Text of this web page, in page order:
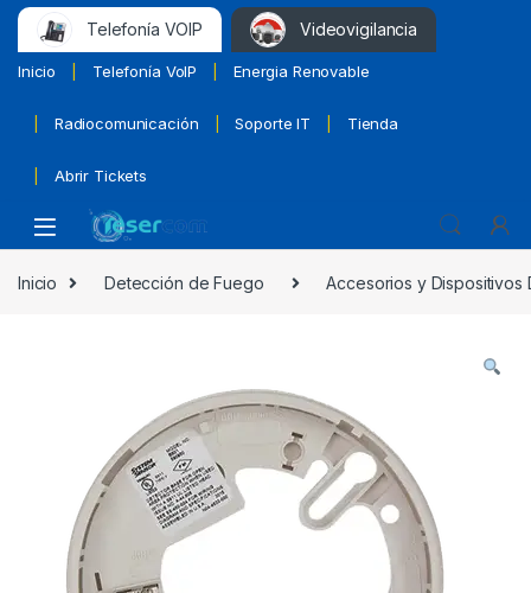
Telefonía VOIP Videovigilancia
Inicio Telefonía VoIP Energia Renovable
Radiocomunicación Soporte IT Tienda
Abrir Tickets
Inicio Detección de Fuego Accesorios y Dispositivos